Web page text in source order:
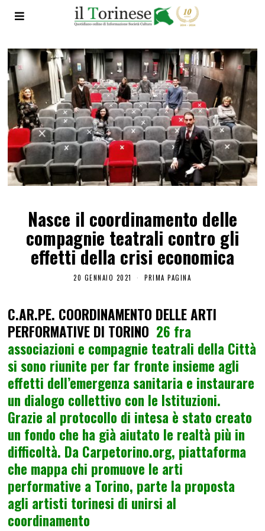
Nasce il coordinamento delle
compagnie teatrali contro gli
effetti della crisi economica
20 GENNAIO 2021 PRIMA PAGINA
C.AR.PE. COORDINAMENTO DELLE ARTI
PERFORMATIVE DI TORINO 26 fra
associazioni e compagnie teatrali della Città
si sono riunite per far fronte insieme agli
effetti dell’emergenza sanitaria e instaurare
un dialogo collettivo con le Istituzioni.
Grazie al protocollo di intesa è stato creato
un fondo che ha già aiutato le realtà più in
difficoltà. Da Carpetorino.org, piattaforma
che mappa chi promuove le arti
performative a Torino, parte la proposta
agli artisti torinesi di unirsi al
coordinamento